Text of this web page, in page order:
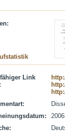
Link
2006